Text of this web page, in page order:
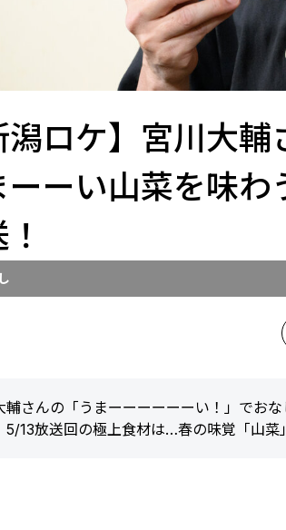
潟ロケ】宮川大
ーーい山菜を味
輔さんの「うまーーーーーーい！」でお
5/13放送回の極上食材は…春の味覚「山菜